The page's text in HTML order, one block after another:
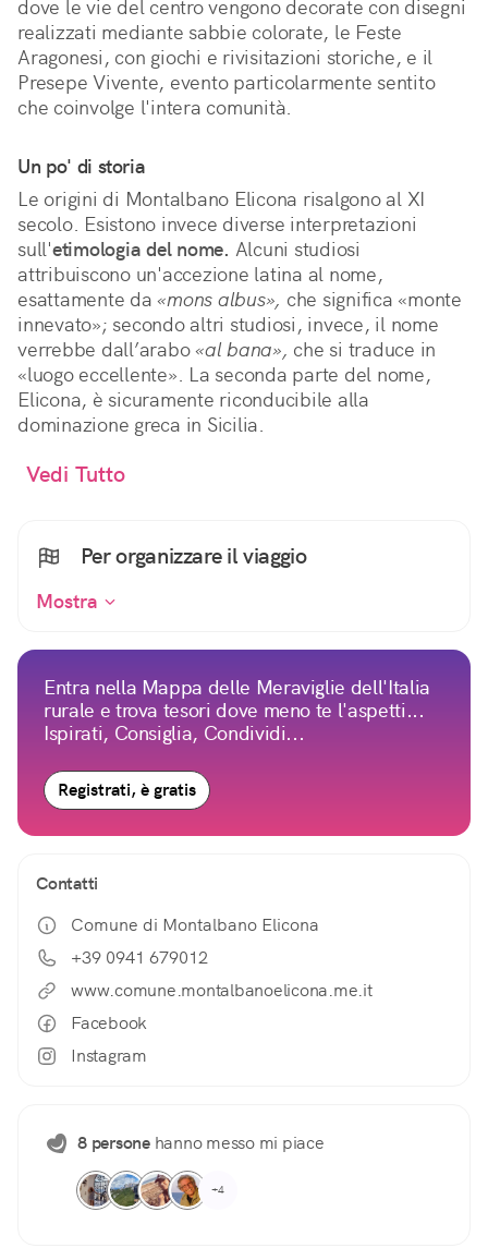
dove le vie del centro vengono decorate con disegni
realizzati mediante sabbie colorate, le Feste
Aragonesi, con giochi e rivisitazioni storiche, e il
Presepe Vivente, evento particolarmente sentito
che coinvolge l'intera comunità.
Un po' di storia
Le origini di Montalbano Elicona risalgono al XI
secolo. Esistono invece diverse interpretazioni
sull'etimologia del nome. Alcuni studiosi
attribuiscono un'accezione latina al nome,
esattamente da«mons albus», che significa «monte
innevato»; secondo altri studiosi, invece, il nome
verrebbe dall’arabo«al bana», che si traduce in
«luogo eccellente». La seconda parte del nome,
Elicona, è sicuramente riconducibile alla
dominazione greca in Sicilia.
Vedi Tutto
Per organizzare il viaggio
Mostra
Entra nella Mappa delle Meraviglie dell'Italia
rurale e trova tesori dove meno te l'aspetti...
Ispirati, Consiglia, Condividi...
Registrati, è gratis
Contatti
Comune di Montalbano Elicona
+39 0941 679012
www.comune.montalbanoelicona.me.it
Facebook
Instagram
8 personehanno messo mi piace
+4